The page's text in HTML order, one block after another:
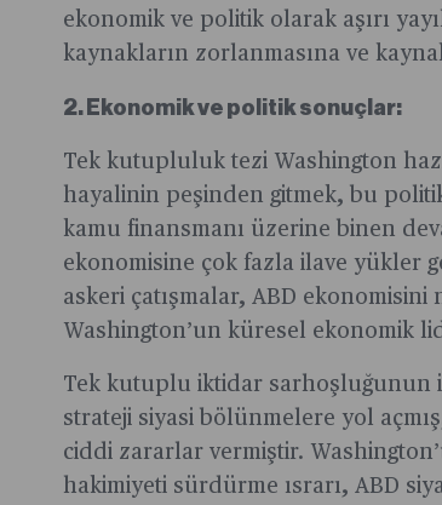
ekonomik ve politik olarak aşırı
kaynakların zorlanmasına ve
2. Ekonomik ve politik sonuçlar:
Tek kutupluluk tezi Washington
hayalinin peşinden gitmek, bu
kamu finansmanı üzerine binen
ekonomisine çok fazla ilave yükler
askeri çatışmalar, ABD ekonomisini
Washington’un küresel ekonomik
Tek kutuplu iktidar sarhoşluğunun
strateji siyasi bölünmelere yol
ciddi zararlar vermiştir.
hakimiyeti sürdürme ısrarı, ABD